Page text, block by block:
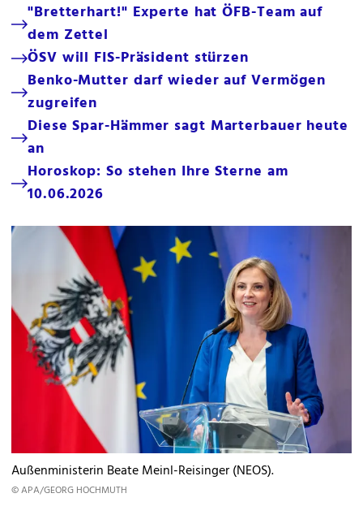
"Bretterhart!" Experte hat ÖFB-Team auf
dem Zettel
ÖSV will FIS-Präsident stürzen
Benko-Mutter darf wieder auf Vermögen
zugreifen
Diese Spar-Hämmer sagt Marterbauer heute
an
Horoskop: So stehen Ihre Sterne am
10.06.2026
Außenministerin Beate Meinl-Reisinger (NEOS).
© APA/GEORG HOCHMUTH